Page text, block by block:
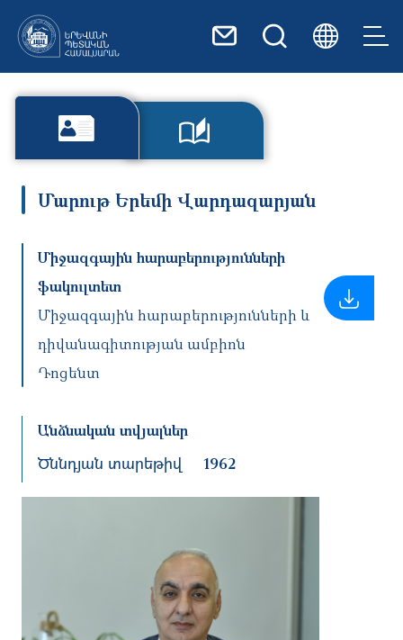
Մարութ Երեմի Վարդազարյան
Միջազգային հարաբերությունների
ֆակուլտետ
Միջազգային հարաբերությունների և
դիվանագիտության ամբիոն
Դոցենտ
Անձնական տվյալներ
Ծննդյան տարեթիվ 1962